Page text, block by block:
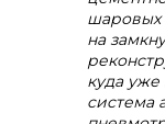
шаровых
на
куда
система